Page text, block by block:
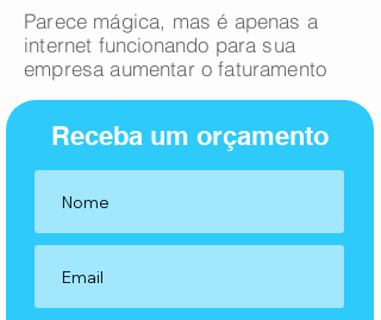
Parece mágica, mas é apenas a
internet funcionando para sua
empresa aumentar o faturamento
Receba um orçamento